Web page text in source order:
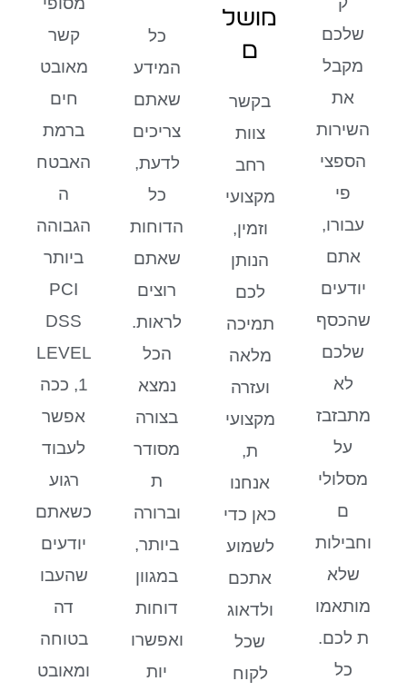
שלכם
מקבל
את
השירות
הספצי
פי
עבורו,
אתם
יודעים
שהכסף
שלכם
לא
מתבזבז
על
מסלולי
ם
וחבילות
שלא
מותאמו
ת לכם.
כל
מושל
ם
בקשר
צוות
רחב
מקצועי
וזמין,
הנותן
לכם
תמיכה
מלאה
ועזרה
מקצועי
ת,
אנחנו
כאן כדי
לשמוע
אתכם
ולדאוג
שכל
לקוח
כל
המידע
שאתם
צריכים
לדעת,
כל
הדוחות
שאתם
רוצים
לראות.
הכל
נמצא
בצורה
מסודר
ת
וברורה
ביותר,
במגוון
דוחות
ואפשרו
יות
קשר
מאובט
חים
ברמת
האבטח
ה
הגבוהה
ביותר
PCI
DSS
LEVEL
1, ככה
אפשר
לעבוד
רגוע
כשאתם
יודעים
שהעבו
דה
בטוחה
ומאובט